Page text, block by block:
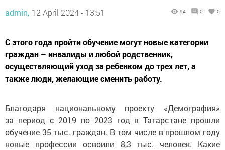
admin, 12 April 2024 - 13:51 94 0 0
С этого года пройти обучение могут новые категории
граждан – инвалиды и любой родственник,
осуществляющий уход за ребенком до трех лет, а
также люди, желающие сменить работу.
Благодаря национальному проекту «Демография»
за период с 2019 по 2023 год в Татарстане прошли
обучение 35 тыс. граждан. В том числе в прошлом году
новые профессии освоили 8,3 тыс. человек. Какие